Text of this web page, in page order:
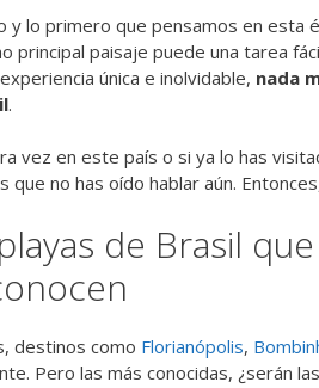
y lo primero que pensamos en esta
principal paisaje puede una tarea
única e inolvidable, nada
.
vez en este país o si ya lo has
que no has oído hablar aún.
de Brasil
destinos como Florianópolis,
Pero las más conocidas, ¿serán